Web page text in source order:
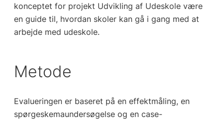
konceptet for projekt Udvikling af Udeskole være
en guide til, hvordan skoler kan gå i gang med at
arbejde med udeskole.
Metode
Evalueringen er baseret på en effektmåling, en
spørgeskemaundersøgelse og en case-